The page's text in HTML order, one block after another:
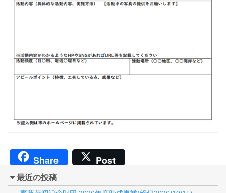
Share Post
最近の投稿